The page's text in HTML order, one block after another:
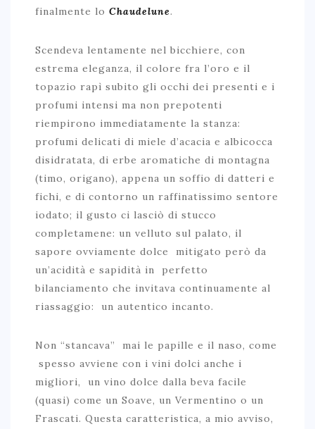
finalmente lo Chaudelune.
Scendeva lentamente nel bicchiere, con
estrema eleganza, il colore fra l’oro e il
topazio rapì subito gli occhi dei presenti e i
profumi intensi ma non prepotenti
riempirono immediatamente la stanza:
profumi delicati di miele d’acacia e albicocca
disidratata, di erbe aromatiche di montagna
(timo, origano), appena un soffio di datteri e
fichi, e di contorno un raffinatissimo sentore
iodato; il gusto ci lasciò di stucco
completamene: un velluto sul palato, il
sapore ovviamente dolce mitigato però da
un’acidità e sapidità in perfetto
bilanciamento che invitava continuamente al
riassaggio: un autentico incanto.
Non “stancava” mai le papille e il naso, come
spesso avviene con i vini dolci anche i
migliori, un vino dolce dalla beva facile
(quasi) come un Soave, un Vermentino o un
Frascati. Questa caratteristica, a mio avviso,